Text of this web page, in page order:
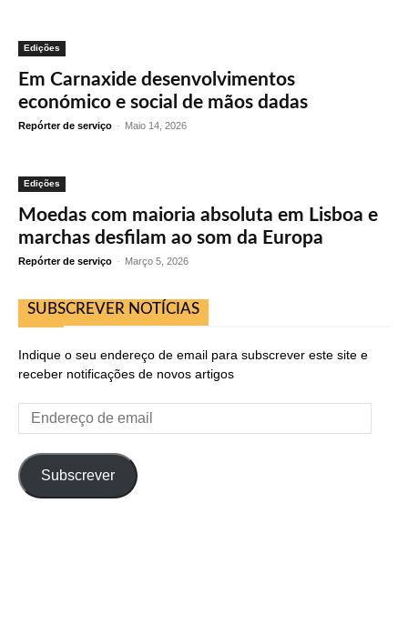
Edições
Em Carnaxide desenvolvimentos
económico e social de mãos dadas
Repórter de serviço - Maio 14, 2026
Edições
Moedas com maioria absoluta em Lisboa e
marchas desfilam ao som da Europa
Repórter de serviço - Março 5, 2026
SUBSCREVER NOTÍCIAS
Indique o seu endereço de email para subscrever este site e
receber notificações de novos artigos
Endereço
de
Subscrever